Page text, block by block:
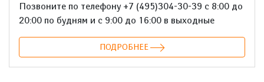
Позвоните по телефону +7 (495)304-30-39 с 8:00 до
20:00 по будням и с 9:00 до 16:00 в выходные
ПОДРОБНЕЕ